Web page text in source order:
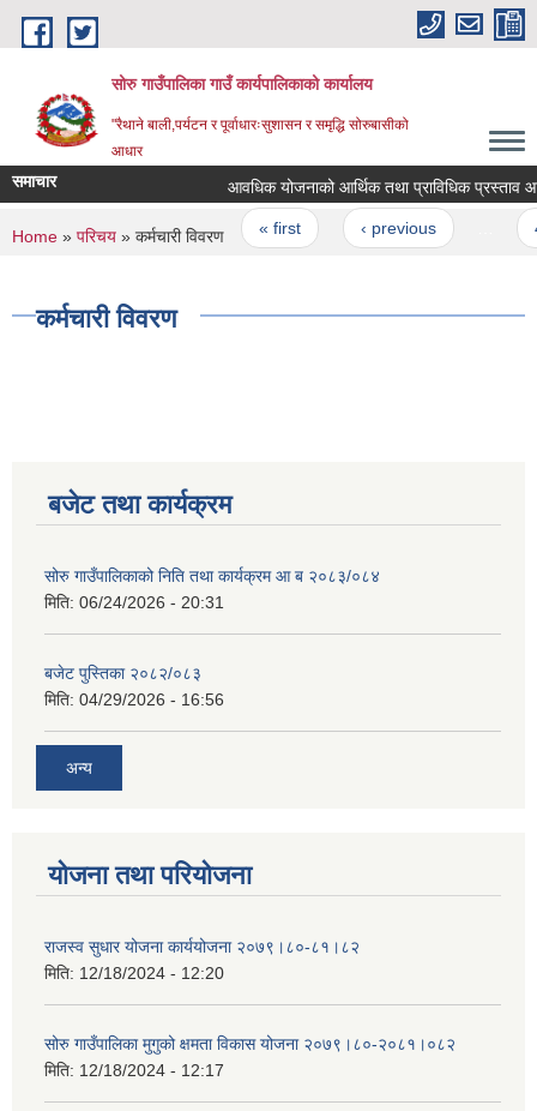
Skip to main content
सोरु गाउँपालिका गाउँ कार्यपालिकाको कार्यालय
"रैथाने बाली,पर्यटन र पूर्वाधारःसुशासन र समृद्धि सोरुबासीको
आधार
समाचार आवधिक योजनाको आर्थिक तथा प्राविधिक प्रस्ताव
Pages
« first ‹ previous
You are here
Home » परिचय » कर्मचारी विवरण
कर्मचारी विवरण
बजेट तथा कार्यक्रम
सोरु गाउँपालिकाको निति तथा कार्यक्रम आ ब २०८३/०८४
मिति: 06/24/2026 - 20:31
बजेट पुस्तिका २०८२/०८३
मिति: 04/29/2026 - 16:56
अन्य
योजना तथा परियोजना
राजस्व सुधार योजना कार्ययोजना २०७९।८०-८१।८२
मिति: 12/18/2024 - 12:20
सोरु गाउँपालिका मुगुको क्षमता विकास योजना २०७९।८०-२०८१।०८२
मिति: 12/18/2024 - 12:17